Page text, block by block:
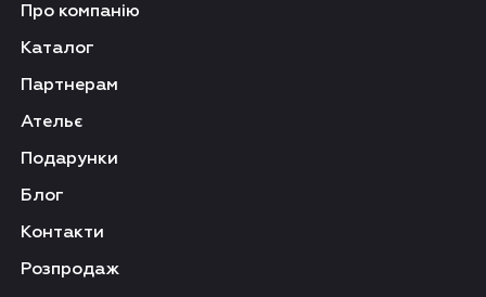
Про компанію
Каталог
Партнерам
Ательє
Подарунки
Блог
Контакти
Розпродаж